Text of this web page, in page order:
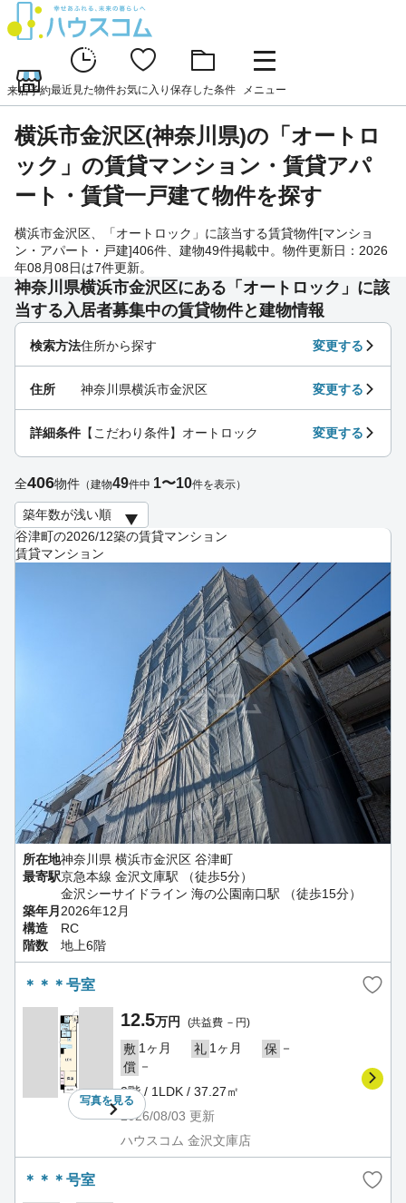
来店予約最近見た物件お気に入り 保存した条件 メニュー
横浜市金沢区(神奈川県)の「オートロ
ック」の賃貸マンション・賃貸アパ
ート・賃貸一戸建て物件を探す
横浜市金沢区、「オートロック」に該当する賃貸物件[マンショ
ン・アパート・戸建]406件、建物49件掲載中。物件更新日：2026
年08月08日は7件更新。
神奈川県横浜市金沢区にある「オートロック」に該
当する入居者募集中の賃貸物件と建物情報
谷津町の2026/12築の賃貸マンション
賃貸マンション
所在地神奈川県 横浜市金沢区 谷津町
最寄駅京急本線 金沢文庫駅 （徒歩5分）
金沢シーサイドライン 海の公園南口駅 （徒歩15分）
築年月 2026年12月
構造
RC
階数
地上6階
＊＊＊号室
写真を見る
12.5万円 (共益費 －円)
敷 1ヶ月 礼 1ヶ月 保 －
償 －
2階 / 1LDK / 37.27㎡
2026/08/03 更新
ハウスコム 金沢文庫店
＊＊＊号室
検索方法住所から探す 変更する
住所 神奈川県横浜市金沢区 変更する
詳細条件 【こだわり条件】オートロック 変更する
全406物件 （建物49件中 1〜10件を表示）